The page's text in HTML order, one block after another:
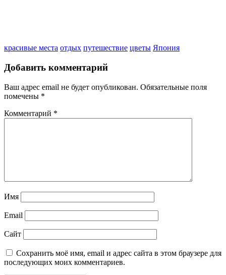
красивые места отдых путешествие цветы Япония
Добавить комментарий
Ваш адрес email не будет опубликован. Обязательные поля
помечены *
Комментарий *
Имя
Email
Сайт
Сохранить моё имя, email и адрес сайта в этом браузере для
последующих моих комментариев.